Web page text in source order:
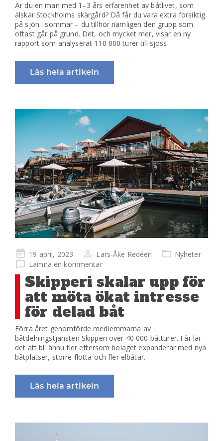
Är du en man med 1–3 års erfarenhet av båtlivet, som
älskar Stockholms skärgård? Då får du vara extra försiktig
på sjön i sommar – du tillhör nämligen den grupp som
oftast går på grund. Det, och mycket mer, visar en ny
rapport som analyserat 110 000 turer till sjöss.
Läs hela artikeln
Publicerad
på
19 april, 2023 Lars-Åke Redéen
Nyheter
Lämna en kommentar
Skipperi skalar upp för
att möta ökat intresse
för delad båt
Förra året genomförde medlemmarna av
båtdelningstjänsten Skipperi över 40 000 båtturer. I år lär
det att bli ännu fler eftersom bolaget expanderar med nya
båtplatser, större flotta och fler elbåtar.
Läs hela artikeln